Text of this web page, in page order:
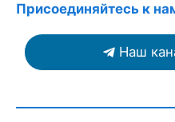
Присоединяйтесь к
Наш